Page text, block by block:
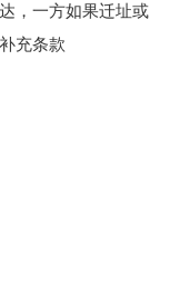
，一方如果迁址或
充条款